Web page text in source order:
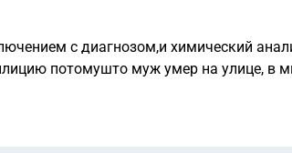
с диагнозом,и химический
потомушто муж умер на улице, в
я жена законная